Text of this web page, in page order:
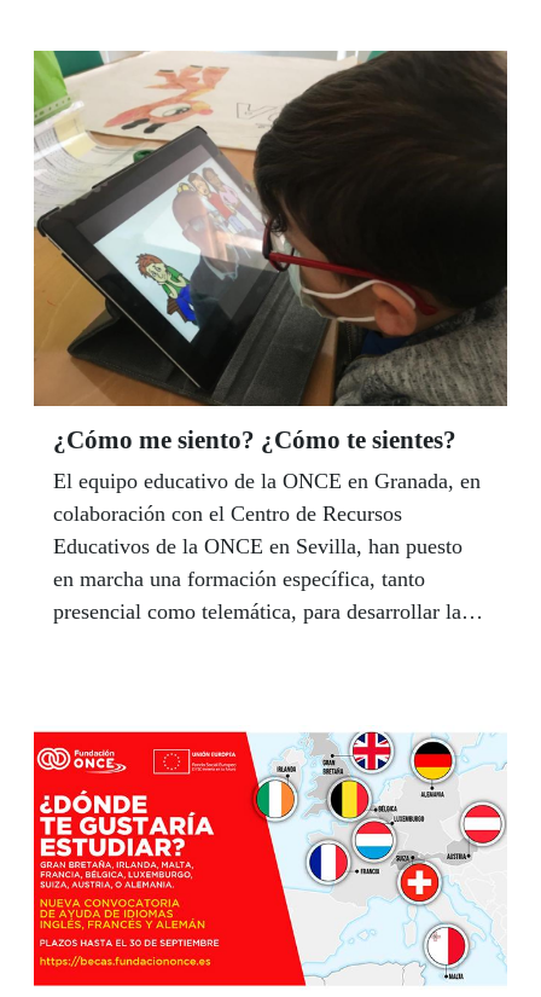
febrero repartiendo así 350.000 euros en su
quiosco ubicado en la avenida Federico Molina
esquina con José Fariñas de Huelva capital.
Mientras que en Sanlúcar, Antonio Sánchez dio
uno de los Sueldazos agraciados con 2.000 euros
al mes durante 10 años en la víspera del Día de
Andalucía.
¿Cómo me siento? ¿Cómo te sientes?
El equipo educativo de la ONCE en Granada, en
colaboración con el Centro de Recursos
Educativos de la ONCE en Sevilla, han puesto
en marcha una formación específica, tanto
presencial como telemática, para desarrollar la
a alumnos de segundo ciclo de Infantil,
Educación Primera y primer ciclo de Secundaria.
A la vez, Granada ha impulsado también otro
taller de cocina en la que estudiantes, maestros y
padres cocinan juntos para avanzar en autonomía
personal.